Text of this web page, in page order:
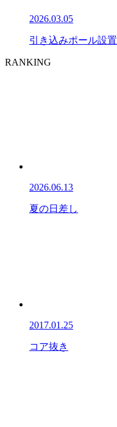
2026.03.05
引き込みポール設置
RANKING
2026.06.13
夏の日差し
2017.01.25
コア抜き